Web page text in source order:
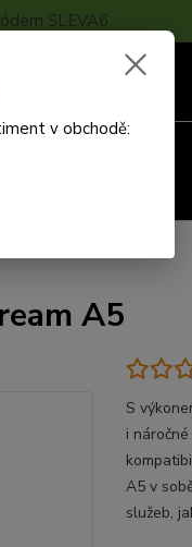
SLEVA6
A5
S
i
A5 v
služeb,
v obchodě: